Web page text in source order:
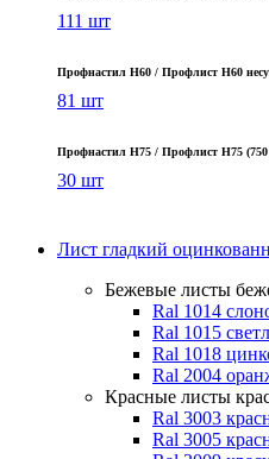
111 шт
Профнастил Н60 / Профлист Н60
81 шт
Профнастил Н75 / Профлист Н75
30 шт
Лист гладкий
Бежевые листы
Ral 1014
Ral 1015
Ral 1018
Ral 2004
Красные листы
Ral 3003
Ral 3005